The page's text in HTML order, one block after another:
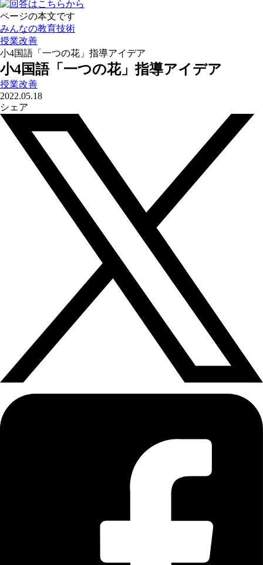
ページの本文です
みんなの教育技術
授業改善
小4国語「一つの花」指導アイデア
小4国語「一つの花」指導アイデア
授業改善
2022.05.18
シェア